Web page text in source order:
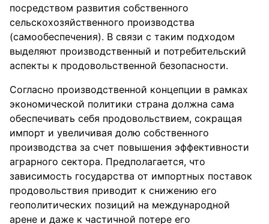
посредством развития собственного
сельскохозяйственного производства
(самообеспечения). В связи с таким подходом
выделяют производственный и потребительский
аспекты к продовольственной безопасности.
Согласно производственной концепции в рамках
экономической политики страна должна сама
обеспечивать себя продовольствием, сокращая
импорт и увеличивая долю собственного
производства за счет повышения эффективности
аграрного сектора. Предполагается, что
зависимость государства от импортных поставок
продовольствия приводит к снижению его
геополитических позиций на международной
арене и даже к частичной потере его